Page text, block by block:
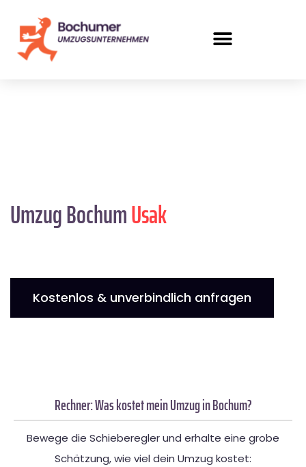
Umzug BochumUsak
Kostenlos & unverbindlich anfragen
Rechner: Was kostet mein Umzug in Bochum?
Bewege die Schieberegler und erhalte eine grobe
Schätzung, wie viel dein Umzug kostet: